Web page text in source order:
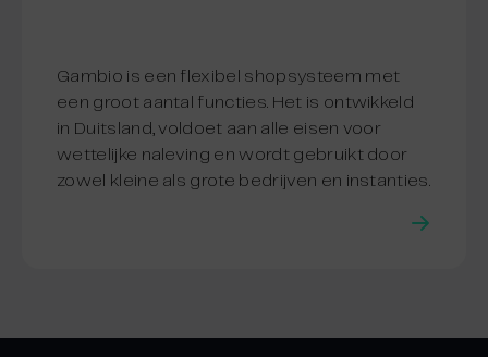
Gambio is een flexibel shopsysteem met
een groot aantal functies. Het is ontwikkeld
in Duitsland, voldoet aan alle eisen voor
wettelijke naleving en wordt gebruikt door
zowel kleine als grote bedrijven en instanties.